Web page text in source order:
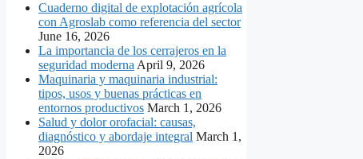
Cuaderno digital de explotación agrícola
con Agroslab como referencia del sector
June 16, 2026
La importancia de los cerrajeros en la
seguridad moderna April 9, 2026
Maquinaria y maquinaria industrial:
tipos, usos y buenas prácticas en
entornos productivos March 1, 2026
Salud y dolor orofacial: causas,
diagnóstico y abordaje integral March 1,
2026